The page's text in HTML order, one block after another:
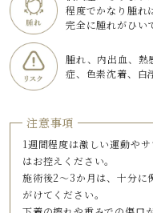
程度でかなり腫れ
完全に腫れがひい
腫れ、内出血、熱
症、色素沈着、白
注意事項
1週間程度は激しい運動や
はお控えください。
施術後2～3か月は、十分に
がけてください。